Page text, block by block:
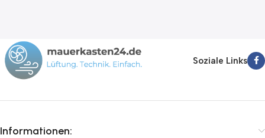
Soziale Links
Informationen: